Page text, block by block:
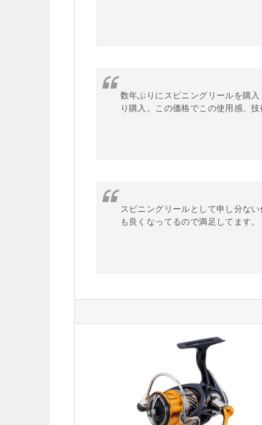
数年ぶりにスピニングリールを購
り購入。この価格でこの使用感、技
スピニングリールとして申し分な
も良くなってるので満足してます。